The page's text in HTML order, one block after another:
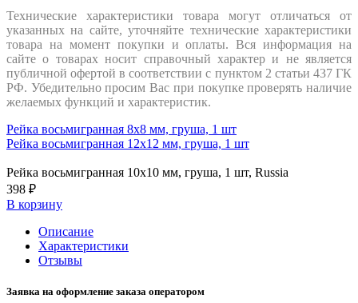
Технические характеристики товара могут отличаться от
указанных на сайте, уточняйте технические характеристики
товара на момент покупки и оплаты. Вся информация на
сайте о товарах носит справочный характер и не является
публичной офертой в соответствии с пунктом 2 статьи 437 ГК
РФ. Убедительно просим Вас при покупке проверять наличие
желаемых функций и характеристик.
Рейка восьмигранная 8х8 мм, груша, 1 шт
Рейка восьмигранная 12х12 мм, груша, 1 шт
Рейка восьмигранная 10х10 мм, груша, 1 шт, Russia
398 ₽
В корзину
Описание
Характеристики
Отзывы
Заявка на оформление заказа оператором